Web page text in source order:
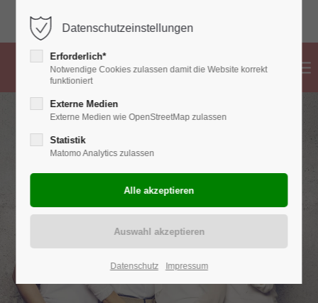
02382 776 83 99 info@hebammen-ahlen.de
Datenschutzeinstellungen
Erforderlich*
Notwendige Cookies zulassen damit die Website korrekt
funktioniert
Externe Medien
Externe Medien wie OpenStreetMap zulassen
Statistik
Matomo Analytics zulassen
Datenschutz Impressum